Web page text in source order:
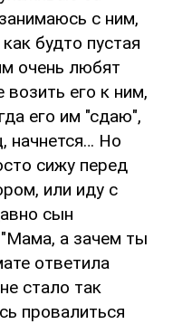
с ним,
будто пустая
очень любят
его к ним,
его им "сдаю",
начнется… Но
сижу перед
или иду с
сын
а зачем ты
ответила
стало так
провалиться